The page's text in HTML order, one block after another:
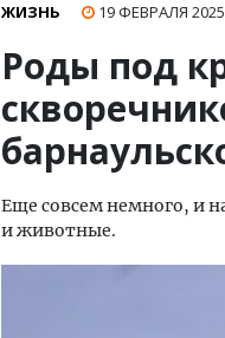
ЖИЗНЬ 19 ФЕВРАЛЯ 2025
Роды под
Еще совсем немного, и
и животные.